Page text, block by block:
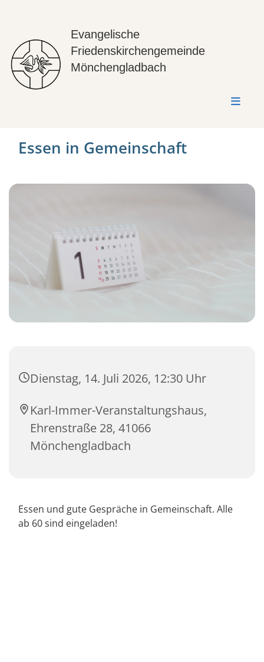
Evangelische
Friedenskirchengemeinde
Mönchengladbach
Essen in Gemeinschaft
Dienstag, 14. Juli 2026, 12:30 Uhr
Karl-Immer-Veranstaltungshaus,
Ehrenstraße 28, 41066
Mönchengladbach
Essen und gute Gespräche in Gemeinschaft. Alle
ab 60 sind eingeladen!